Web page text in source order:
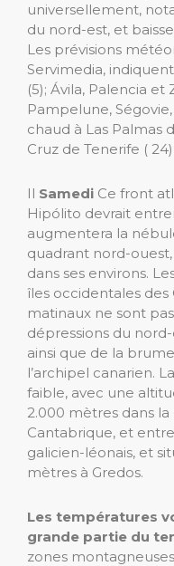
universellement,
du nord-est, et
Les prévisions
Servimedia,
(5); Ávila, Palencia et
Pampelune,
chaud à Las Palmas
Cruz de Tenerife (
Il Samedi Ce front
Hipólito devrait
augmentera la
quadrant nord-
dans ses environs.
îles occidentales des
matinaux ne sont
dépressions du
ainsi que de la
l’archipel canarien.
faible, avec une
2.000 mètres dans
Cantabrique, et
galicien-léonais, et
mètres à Gredos.
Les températures
grande partie du
zones